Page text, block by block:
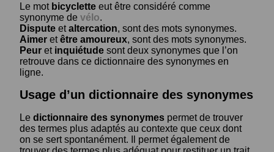
Le mot bicyclette eut être considéré comme
synonyme de vélo.
Dispute etaltercation, sont des mots synonymes.
Aimer etêtre amoureux, sont des mots synonymes.
Peur et inquiétude sont deux synonymes que l’on
retrouve dans ce dictionnaire des synonymes en
ligne.
Usage d’un dictionnaire des synonymes
Le dictionnaire des synonymes permet de trouver
des termes plus adaptés au contexte que ceux dont
on se sert spontanément. Il permet également de